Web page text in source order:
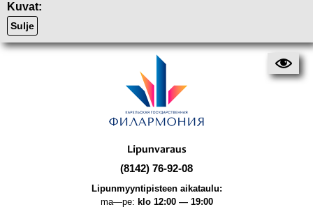
Kuvat:
Sulje
Lipunvaraus
(8142) 76-92-08
Lipunmyyntipisteen aikataulu:
ma—pe: klo 12:00 — 19:00